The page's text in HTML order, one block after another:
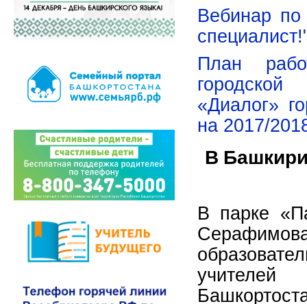
Вебинар
План
городской
«Диалог»
на 2017/
В
В парке